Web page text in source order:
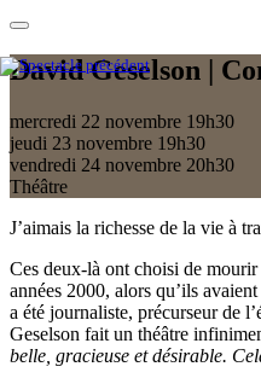
David Geselson |
mercredi 22 novembre 19h30
jeudi 23 novembre 19h30
vendredi 24 novembre 20h30
Théâtre
J’aimais la richesse de la vie à
Ces deux-là ont choisi de
années 2000, alors qu’ils
a été journaliste, précurseur de
Geselson fait un théâtre
belle, gracieuse et désirable.